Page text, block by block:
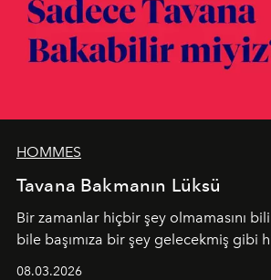
HOMMES
Tavana Bakmanın Lüksü
Bir zamanlar hiçbir şey olmamasını
bile başımıza bir şey gelecekmiş gibi
08.03.2026